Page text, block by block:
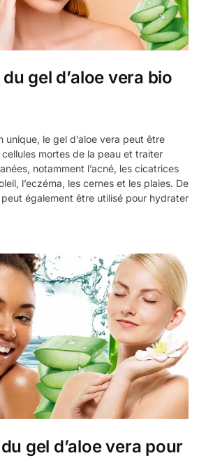
gel d’aloe vera bio
unique, le gel d’aloe vera peut être
mortes de la peau et traiter
notamment l’acné, les cicatrices
l’eczéma, les cernes et les plaies. De
peut également être utilisé pour hydrater
gel d’aloe vera pour